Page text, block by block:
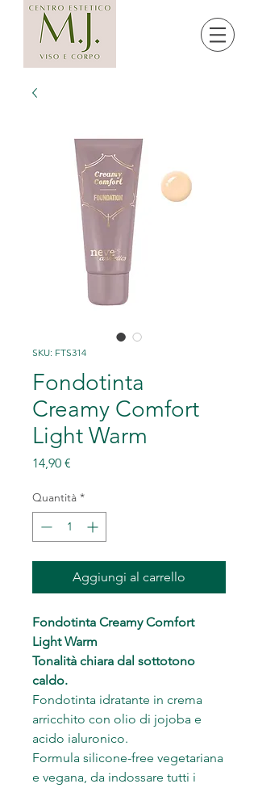
SKU: FTS314
Fondotinta
Creamy Comfort
Light Warm
14,90 €
Quantità *
Aggiungi al carrello
Fondotinta Creamy Comfort
Light Warm
Tonalità chiara dal sottotono
caldo.
Fondotinta idratante in crema
arricchito con olio di jojoba e
acido ialuronico.
Formula silicone-free vegetariana
e vegana, da indossare tutti i